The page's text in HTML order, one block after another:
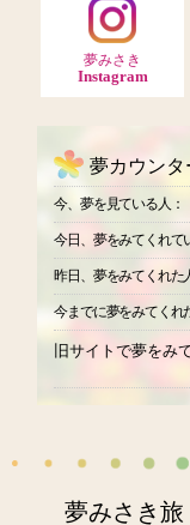
夢みさき
Instagram
夢カウンタ
今、夢を見ている人：
今日、夢をみてくれて
昨日、夢をみてくれた
今までに夢をみてくれ
旧サイトで夢をみ
夢みさき